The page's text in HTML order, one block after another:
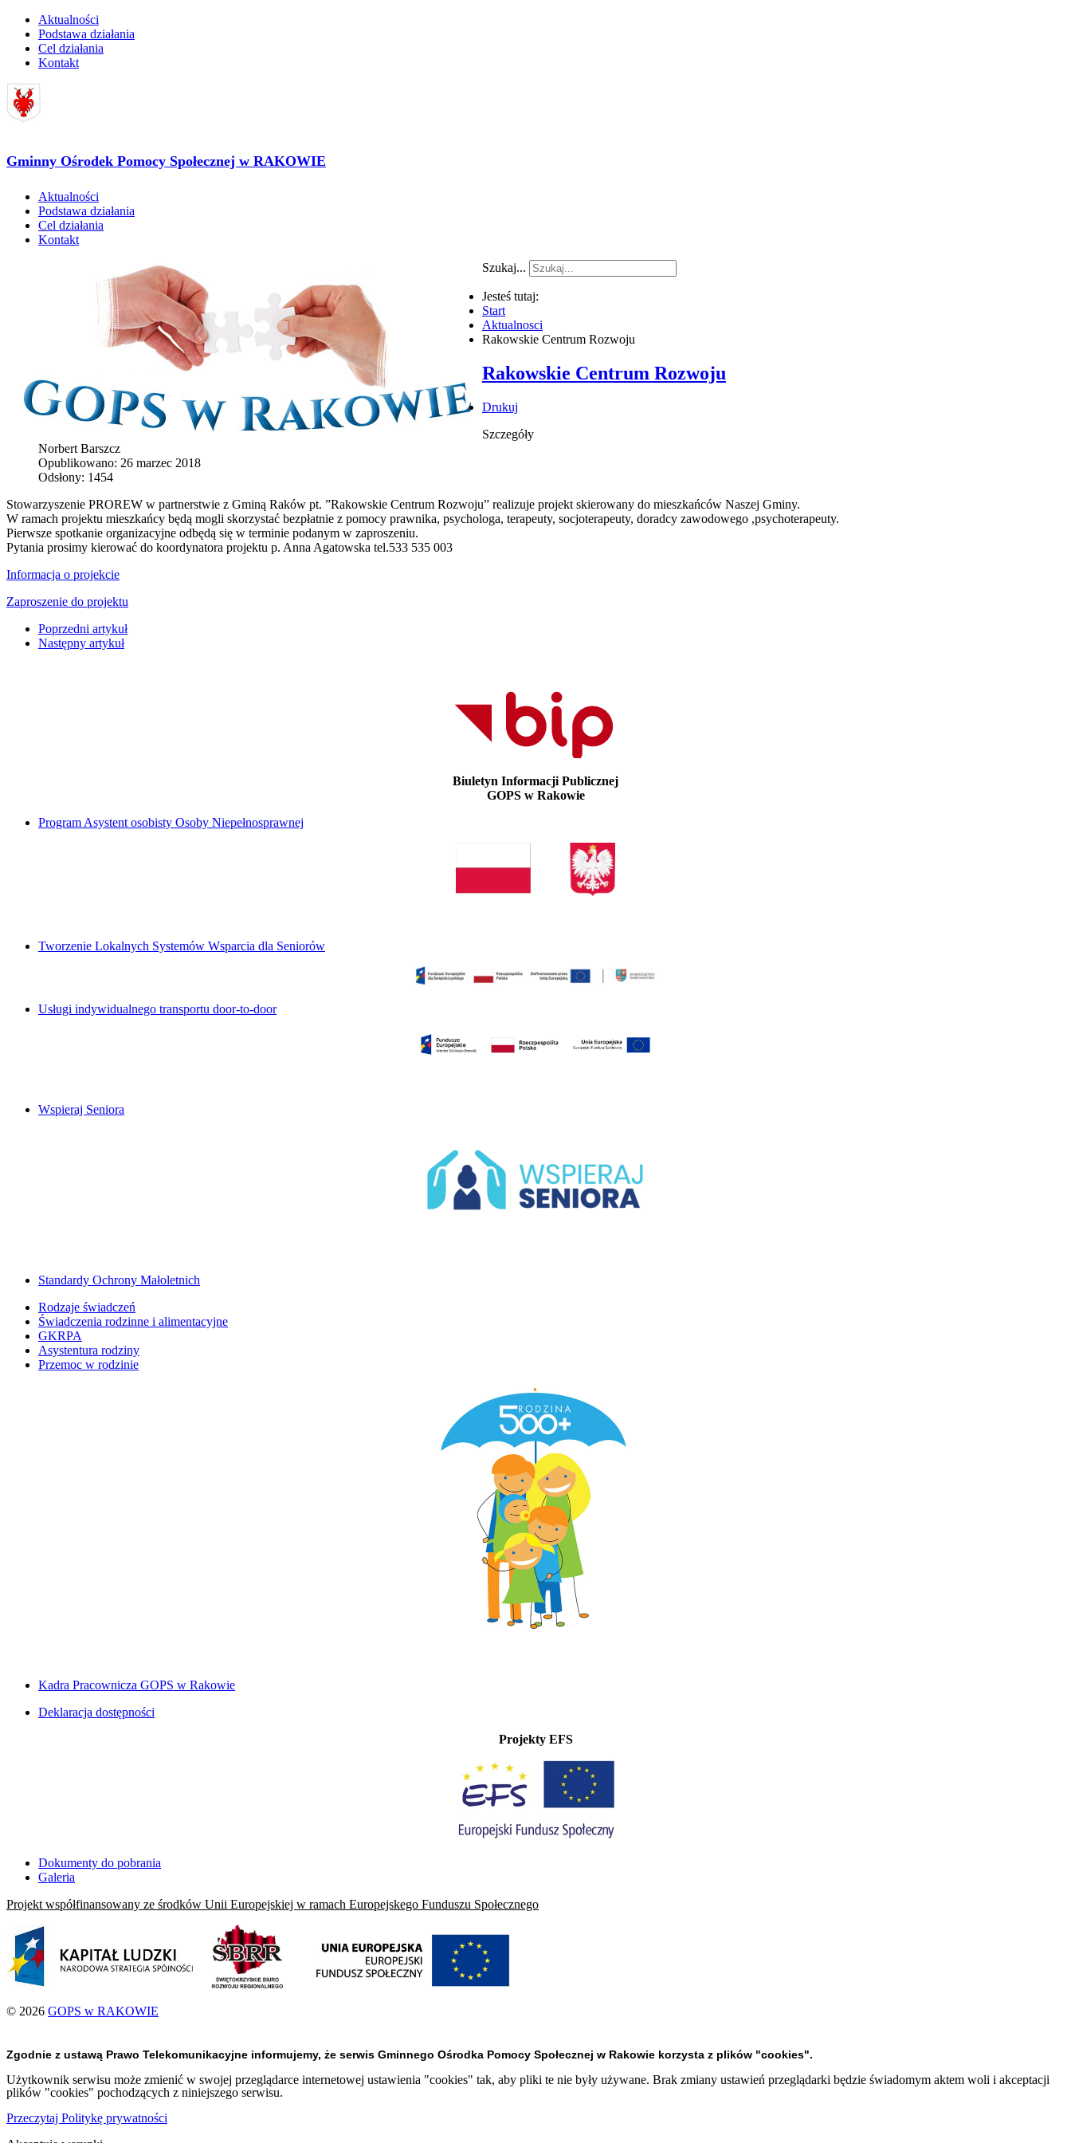
Aktualności
Podstawa działania
Cel działania
Kontakt
Gminny Ośrodek Pomocy Społecznej w RAKOWIE
Aktualności
Podstawa działania
Cel działania
Kontakt
Szukaj...
Jesteś tutaj:
Start
Aktualnosci
Rakowskie Centrum Rozwoju
Rakowskie Centrum Rozwoju
Drukuj
Szczegóły
Norbert Barszcz
Opublikowano: 26 marzec 2018
Odsłony: 1454
Stowarzyszenie PROREW w partnerstwie z Gminą Raków pt. ”Rakowskie Centrum Rozwoju” realizuje projekt skierowany do mieszkańców Naszej Gminy.
W ramach projektu mieszkańcy będą mogli skorzystać bezpłatnie z pomocy prawnika, psychologa, terapeuty, socjoterapeuty, doradcy zawodowego ,psychoterapeuty.
Pierwsze spotkanie organizacyjne odbędą się w terminie podanym w zaproszeniu.
Pytania prosimy kierować do koordynatora projektu p. Anna Agatowska tel.533 535 003
Informacja o projekcie
Zaproszenie do projektu
Poprzedni artykuł
Następny artykuł
Biuletyn Informacji Publicznej
GOPS w Rakowie
Program Asystent osobisty Osoby Niepełnosprawnej
Tworzenie Lokalnych Systemów Wsparcia dla Seniorów
Usługi indywidualnego transportu door-to-door
Wspieraj Seniora
Standardy Ochrony Małoletnich
Rodzaje świadczeń
Świadczenia rodzinne i alimentacyjne
GKRPA
Asystentura rodziny
Przemoc w rodzinie
Kadra Pracownicza GOPS w Rakowie
Deklaracja dostępności
Projekty EFS
Dokumenty do pobrania
Galeria
Projekt współfinansowany ze środków Unii Europejskiej w ramach Europejskego Funduszu Społecznego
© 2026 GOPS w RAKOWIE
Zgodnie z ustawą Prawo Telekomunikacyjne informujemy, że serwis Gminnego Ośrodka Pomocy Społecznej w Rakowie korzysta z plików "cookies".
Użytkownik serwisu może zmienić w swojej przeglądarce internetowej ustawienia "cookies" tak, aby pliki te nie były używane. Brak zmiany ustawień przeglądarki będzie świadomym aktem woli i akceptacji
plików "cookies" pochodzących z niniejszego serwisu.
Przeczytaj Politykę prywatności